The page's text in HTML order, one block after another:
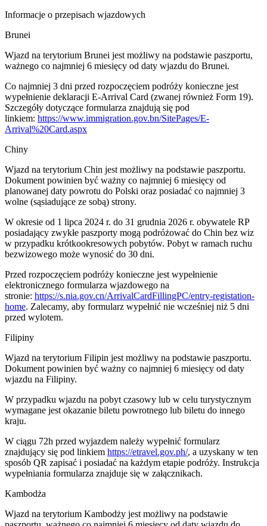
Informacje o przepisach wjazdowych
Brunei
Wjazd na terytorium Brunei jest możliwy na podstawie paszportu,
ważnego co najmniej 6 miesięcy od daty wjazdu do Brunei.
Co najmniej 3 dni przed rozpoczęciem podróży konieczne jest
wypełnienie deklaracji E-Arrival Card (zwanej również Form 19).
Szczegóły dotyczące formularza znajdują się pod
linkiem: https://www.immigration.gov.bn/SitePages/E-
Arrival%20Card.aspx
Chiny
Wjazd na terytorium Chin jest możliwy na podstawie paszportu.
Dokument powinien być ważny co najmniej 6 miesięcy od
planowanej daty powrotu do Polski oraz posiadać co najmniej 3
wolne (sąsiadujące ze sobą) strony.
W okresie od 1 lipca 2024 r. do 31 grudnia 2026 r. obywatele RP
posiadający zwykłe paszporty mogą podróżować do Chin bez wiz
w przypadku krótkookresowych pobytów. Pobyt w ramach ruchu
bezwizowego może wynosić do 30 dni.
Przed rozpoczęciem podróży konieczne jest wypełnienie
elektronicznego formularza wjazdowego na
stronie: https://s.nia.gov.cn/ArrivalCardFillingPC/entry-registation-
home. Zalecamy, aby formularz wypełnić nie wcześniej niż 5 dni
przed wylotem.
Filipiny
Wjazd na terytorium Filipin jest możliwy na podstawie paszportu.
Dokument powinien być ważny co najmniej 6 miesięcy od daty
wjazdu na Filipiny.
W przypadku wjazdu na pobyt czasowy lub w celu turystycznym
wymagane jest okazanie biletu powrotnego lub biletu do innego
kraju.
W ciągu 72h przed wyjazdem należy wypełnić formularz
znajdujący się pod linkiem https://etravel.gov.ph/, a uzyskany w ten
sposób QR zapisać i posiadać na każdym etapie podróży. Instrukcja
wypełniania formularza znajduje się w załącznikach.
Kambodża
Wjazd na terytorium Kambodży jest możliwy na podstawie